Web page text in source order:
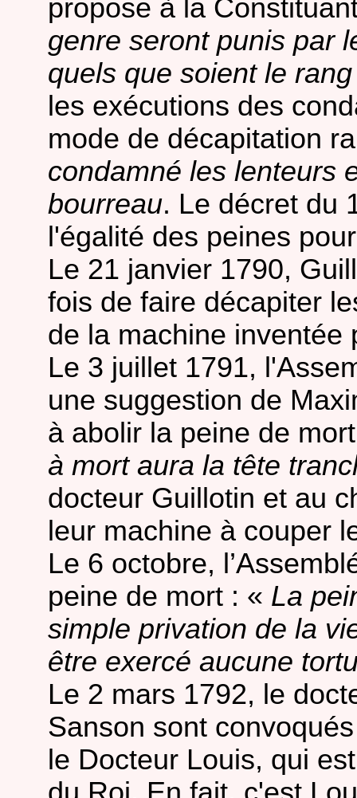
propose à la
genre seront punis par
quels que soient le
les exécutions des
mode de décapitation
condamné les lenteurs
bourreau. Le décret du
l'égalité des peines
Le 21 janvier 1790,
fois de faire décapiter
de la machine inventée
Le 3 juillet 1791,
une suggestion de
à abolir la peine de mort
à mort aura la tête
docteur Guillotin et au
leur machine à couper
Le 6 octobre,
peine de mort : « La
simple privation de la
être exercé aucune
Le 2 mars 1792, le
Sanson sont
le Docteur Louis, qui